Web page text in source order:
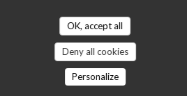
OK, accept all
Deny all cookies
Personalize
/5 Value:3/5